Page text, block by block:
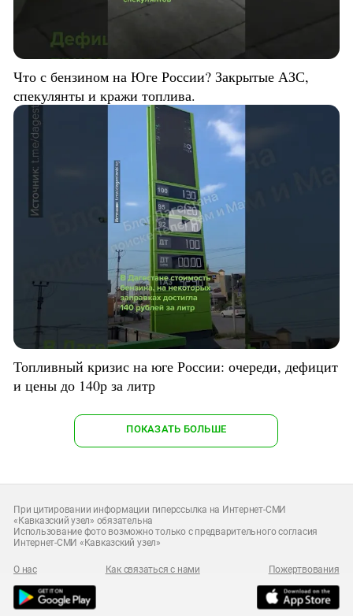
Что с бензином на Юге России? Закрытые АЗС,
спекулянты и кражи топлива.
Топливный кризис на юге России: очереди, дефицит
и цены до 140р за литр
ПОКАЗАТЬ БОЛЬШЕ
При цитировании информации гиперссылка на Интернет-СМИ
«Кавказский узел» обязательна
Использование фото возможно только с предварительного согласия
Интернет-СМИ «Кавказский узел»
О нас Как связаться с нами Пожертвования